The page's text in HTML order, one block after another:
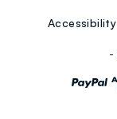
Accessibility